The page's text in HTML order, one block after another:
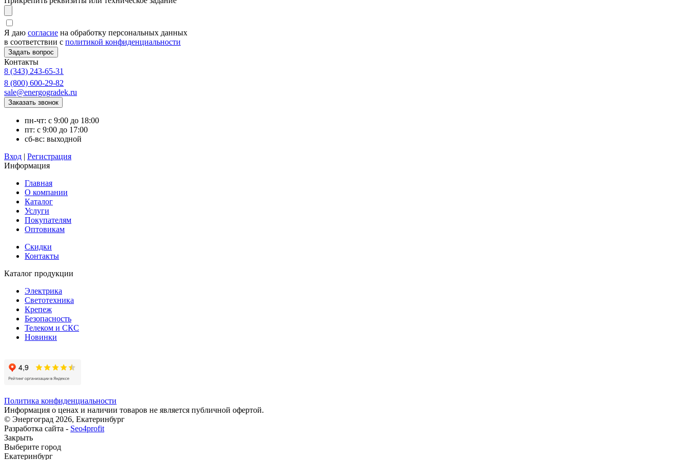
Я даю согласие на обработку персональных данных
в соответствии с политикой конфиденциальности
Контакты
8 (343) 243-65-31
8 (800) 600-29-82
sale@energogradek.ru
пн-чт: с 9:00 до 18:00
пт: с 9:00 до 17:00
сб-вс: выходной
Вход | Регистрация
Информация
Главная
О компании
Каталог
Услуги
Покупателям
Оптовикам
Скидки
Контакты
Каталог продукции
Электрика
Светотехника
Крепеж
Безопасность
Телеком и СКС
Новинки
Политика конфиденциальности
Информация о ценах и наличии товаров не является публичной офертой.
© Энергоград 2026, Екатеринбург
Разработка сайта - Seo4profit
Закрыть
Выберите город
Екатеринбург